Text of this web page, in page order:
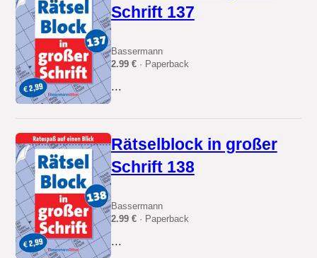
Schrift 137
Bassermann
2.99 €· Paperback
...
Rätselblock in großer
Schrift 138
Bassermann
2.99 €· Paperback
...